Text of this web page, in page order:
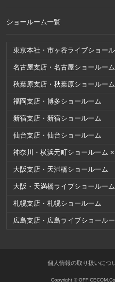
東京本社・市ヶ谷ライブショー
名古屋支店・名古屋ショールーム
秋葉原支店・秋葉原ショールーム
福岡支店・博多ショールーム
新宿支店・新宿ショールーム
仙台支店・仙台ショールーム
神奈川・横浜元町ショールーム
大阪支店・天満橋ショールーム
大阪・天満橋ライブショールーム
札幌支店・札幌ショールーム
広島支店・広島ライブショール
ショールーム一覧
個人情報の取り扱いにつ
Copyright ©